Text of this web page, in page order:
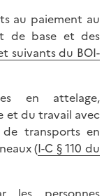
au paiement au
de base et des
suivants du BOI-
en attelage,
et du travail avec
transports en
(I-C § 110 du